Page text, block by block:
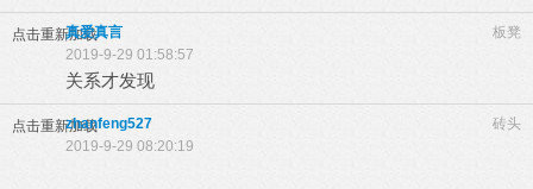
点击重新加载 板凳
真爱真言
2019-9-29 01:58:57
关系才发现
点击重新加载 砖头
zhanfeng527
2019-9-29 08:20:19